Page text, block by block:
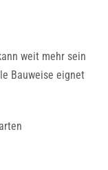
weit mehr sein
Bauweise eignet